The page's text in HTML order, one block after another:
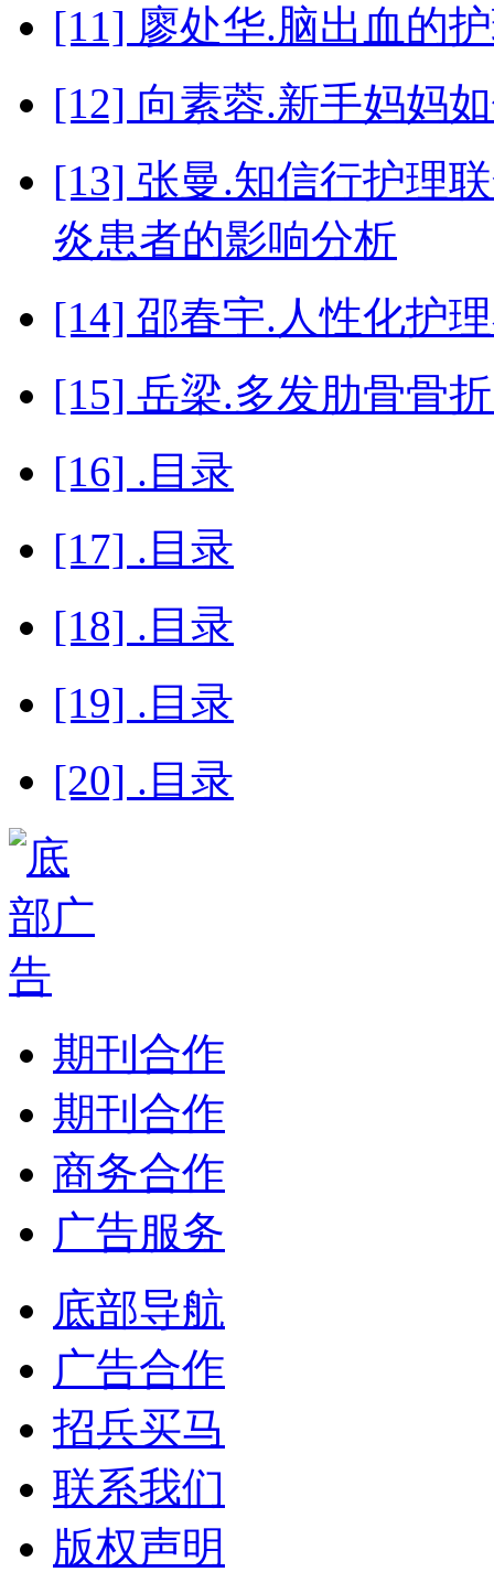
[11] 廖处华.脑出血的
[12] 向素蓉.新手妈妈
[13] 张曼.知信行护理
炎患者的影响分析
[14] 邵春宇.人性化护
[15] 岳梁.多发肋骨骨
[16] .目录
[17] .目录
[18] .目录
[19] .目录
[20] .目录
期刊合作
期刊合作
商务合作
广告服务
底部导航
广告合作
招兵买马
联系我们
版权声明